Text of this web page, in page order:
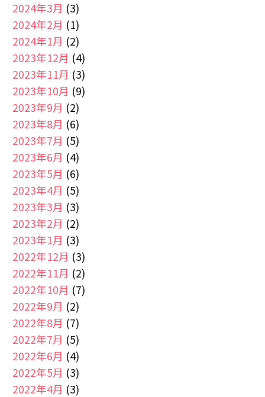
2024年3月 (3)
2024年2月 (1)
2024年1月 (2)
2023年12月 (4)
2023年11月 (3)
2023年10月 (9)
2023年9月 (2)
2023年8月 (6)
2023年7月 (5)
2023年6月 (4)
2023年5月 (6)
2023年4月 (5)
2023年3月 (3)
2023年2月 (2)
2023年1月 (3)
2022年12月 (3)
2022年11月 (2)
2022年10月 (7)
2022年9月 (2)
2022年8月 (7)
2022年7月 (5)
2022年6月 (4)
2022年5月 (3)
2022年4月 (3)